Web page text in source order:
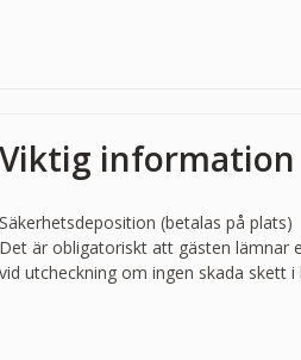
Viktig information
Säkerhetsdeposition (betalas på plats)
Det är obligatoriskt att gästen lämnar
vid utcheckning om ingen skada skett i